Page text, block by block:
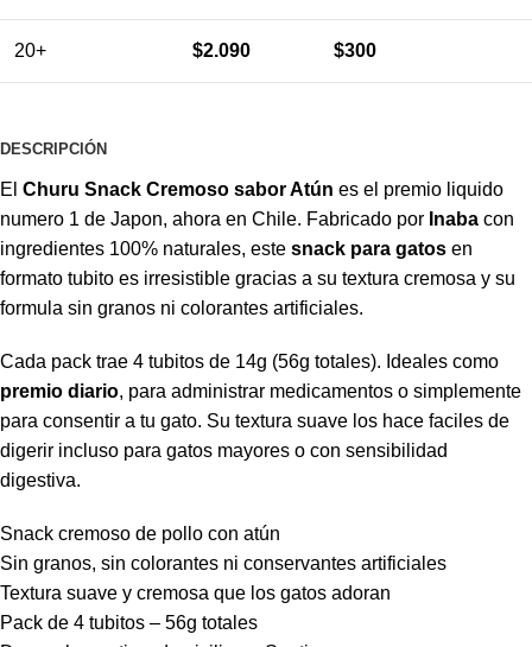
20+ $2.090 $300
DESCRIPCIÓN
El Churu Snack Cremoso sabor Atún es el premio liquido
numero 1 de Japon, ahora en Chile. Fabricado por Inaba con
ingredientes 100% naturales, este snack para gatos en
formato tubito es irresistible gracias a su textura cremosa y su
formula sin granos ni colorantes artificiales.
Cada pack trae 4 tubitos de 14g (56g totales). Ideales como
premio diario, para administrar medicamentos o simplemente
para consentir a tu gato. Su textura suave los hace faciles de
digerir incluso para gatos mayores o con sensibilidad
digestiva.
Snack cremoso de pollo con atún
Sin granos, sin colorantes ni conservantes artificiales
Textura suave y cremosa que los gatos adoran
Pack de 4 tubitos – 56g totales